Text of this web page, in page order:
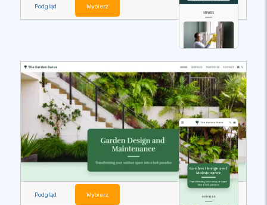
Podgląd Wybierz
Podgląd Wybierz